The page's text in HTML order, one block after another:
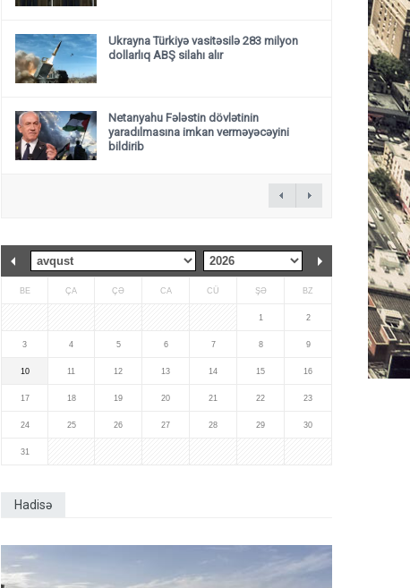
Ukrayna Türkiyə vasitəsilə 283 milyon
dollarlıq ABŞ silahı alır
Netanyahu Fələstin dövlətinin
yaradılmasına imkan verməyəcəyini
bildirib
BE ÇA ÇƏ CA CÜ ŞƏ BZ
1 2
3 4 5 6 7 8 9
10 11 12 13 14 15 16
17 18 19 20 21 22 23
24 25 26 27 28 29 30
31
Hadisə